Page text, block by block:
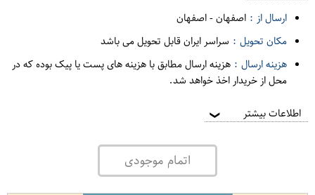
ارسال از : اصفهان-اصفهان
مکان تحویل : سراسر ایران قابل تحویل می باشد
هزینه ارسال : هزینه ارسال مطابق با هزینه های پست یا پیک بوده که در
محل از خریدار اخذ خواهد شد.
اطلاعات بیشتر ❯
اتمام موجودی